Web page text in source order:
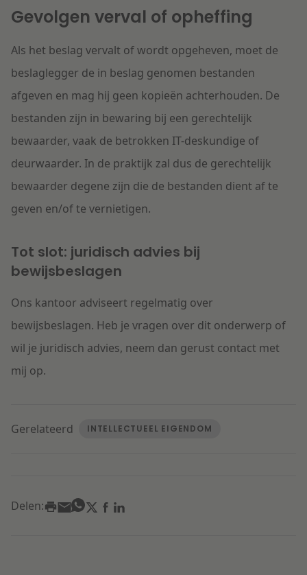
Gevolgen verval of opheffing
Als het beslag vervalt of wordt opgeheven, moet de
beslaglegger de in beslag genomen bestanden
afgeven en mag hij geen kopieën achterhouden. De
bestanden zijn in bewaring bij een gerechtelijk
bewaarder, vaak de betrokken IT-deskundige of
deurwaarder. In de praktijk zal dus de gerechtelijk
bewaarder degene zijn die de bestanden dient af te
geven en/of te vernietigen.
Tot slot: juridisch advies bij
bewijsbeslagen
Ons kantoor adviseert regelmatig over
bewijsbeslagen. Heb je vragen over dit onderwerp of
wil je juridisch advies, neem dan gerust contact met
mij op.
Gerelateerd INTELLECTUEEL EIGENDOM
Delen: